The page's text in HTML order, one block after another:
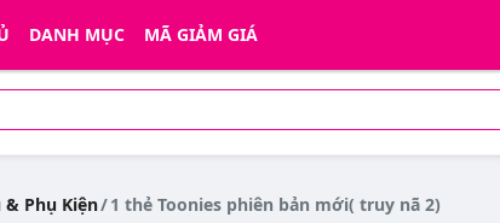
DANH MỤC MÃ GIẢM GIÁ
& Phụ Kiện 1 thẻ Toonies phiên bản mới( truy nã 2)